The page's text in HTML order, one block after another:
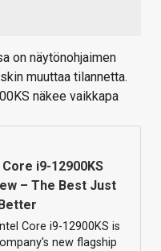
on näytönohjaimen
muuttaa tilannetta.
näkee vaikkapa
Core i9-12900KS
– The Best Just
Core i9-12900KS is
new flagship